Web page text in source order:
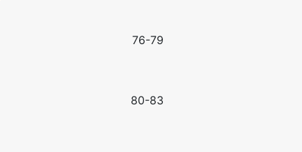
76-79
80-83